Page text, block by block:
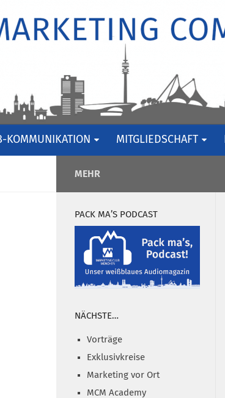
KOMMUNIKATION MITGLIEDSCHAFT
MEHR
PACK MA’S PODCAST
NÄCHSTE…
Vorträge
Exklusivkreise
Marketing vor Ort
MCM Academy